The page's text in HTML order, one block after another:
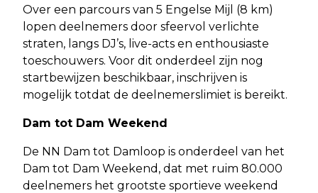
Over een parcours van 5 Engelse Mijl (8 km)
lopen deelnemers door sfeervol verlichte
straten, langs DJ’s, live-acts en enthousiaste
toeschouwers. Voor dit onderdeel zijn nog
startbewijzen beschikbaar, inschrijven is
mogelijk totdat de deelnemerslimiet is bereikt.
Dam tot Dam Weekend
De NN Dam tot Damloop is onderdeel van het
Dam tot Dam Weekend, dat met ruim 80.000
deelnemers het grootste sportieve weekend